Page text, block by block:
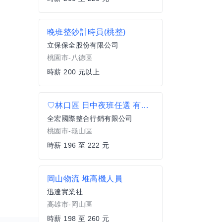
晚班整鈔計時員(桃整)
立保保全股份有限公司
桃園市-八德區
時薪 200 元以上
♡林口區 日中夜班任選 有兼職班 包裹物流分類 週休六日
全宏國際整合行銷有限公司
桃園市-龜山區
時薪 196 至 222 元
岡山物流 堆高機人員
迅達實業社
高雄市-岡山區
時薪 198 至 260 元